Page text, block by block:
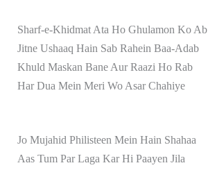
Sharf-e-Khidmat Ata Ho Ghulamon Ko Ab
Jitne Ushaaq Hain Sab Rahein Baa-Adab
Khuld Maskan Bane Aur Raazi Ho Rab
Har Dua Mein Meri Wo Asar Chahiye
Jo Mujahid Philisteen Mein Hain Shahaa
Aas Tum Par Laga Kar Hi Paayen Jila